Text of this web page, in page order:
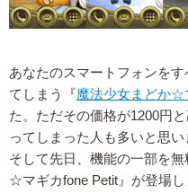
あなたのスマートフォンを
てしまう『魔法少女まどか☆
た。ただその価格が1200円
ってしまった人も多いと思い
そして先日、機能の一部を
☆マギカfone Petit』が登場